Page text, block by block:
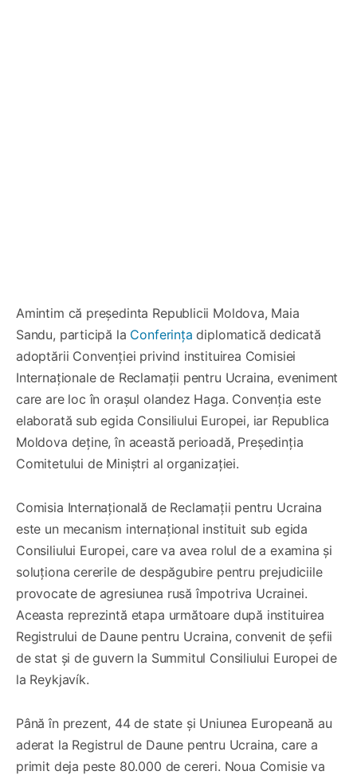
Amintim că președinta Republicii Moldova, Maia
Sandu, participă la Conferința diplomatică dedicată
adoptării Convenției privind instituirea Comisiei
Internaționale de Reclamații pentru Ucraina, eveniment
care are loc în orașul olandez Haga. Convenția este
elaborată sub egida Consiliului Europei, iar Republica
Moldova deține, în această perioadă, Președinția
Comitetului de Miniștri al organizației.
Comisia Internațională de Reclamații pentru Ucraina
este un mecanism internațional instituit sub egida
Consiliului Europei, care va avea rolul de a examina și
soluționa cererile de despăgubire pentru prejudiciile
provocate de agresiunea rusă împotriva Ucrainei.
Aceasta reprezintă etapa următoare după instituirea
Registrului de Daune pentru Ucraina, convenit de șefii
de stat și de guvern la Summitul Consiliului Europei de
la Reykjavík.
Până în prezent, 44 de state și Uniunea Europeană au
aderat la Registrul de Daune pentru Ucraina, care a
primit deja peste 80.000 de cereri. Noua Comisie va